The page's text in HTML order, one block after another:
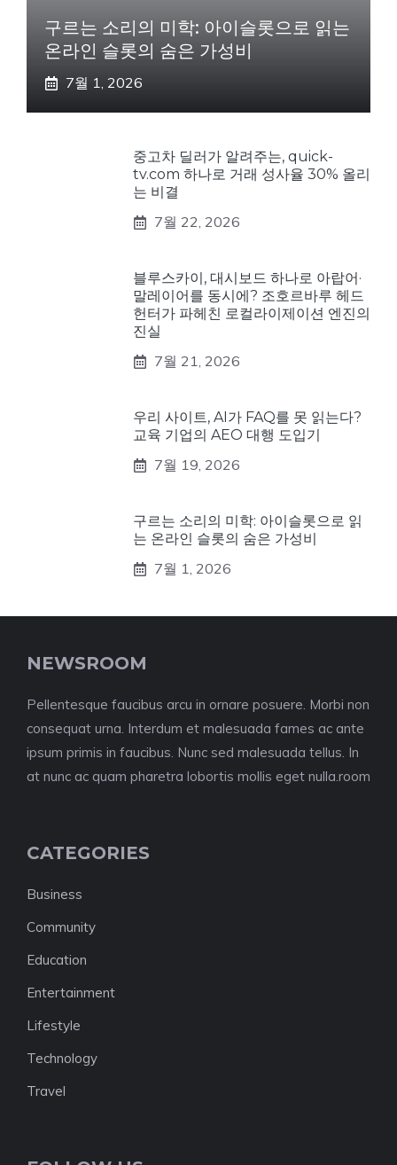
구르는 소리의 미학: 아이슬롯으로 읽는
온라인 슬롯의 숨은 가성비
7월 1, 2026
중고차 딜러가 알려주는, quick-
tv.com 하나로 거래 성사율 30% 올리
는 비결
7월 22, 2026
블루스카이, 대시보드 하나로 아랍어·
말레이어를 동시에? 조호르바루 헤드
헌터가 파헤친 로컬라이제이션 엔진의
진실
7월 21, 2026
우리 사이트, AI가 FAQ를 못 읽는다?
교육 기업의 AEO 대행 도입기
7월 19, 2026
구르는 소리의 미학: 아이슬롯으로 읽
는 온라인 슬롯의 숨은 가성비
7월 1, 2026
NEWSROOM
Pellentesque faucibus arcu in ornare posuere. Morbi non
consequat urna. Interdum et malesuada fames ac ante
ipsum primis in faucibus. Nunc sed malesuada tellus. In
at nunc ac quam pharetra lobortis mollis eget nulla.room
CATEGORIES
Business
Community
Education
Entertainment
Lifestyle
Technology
Travel